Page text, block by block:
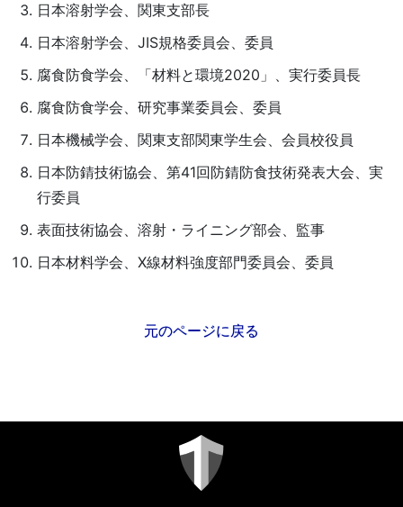
日本溶射学会、関東支部長
日本溶射学会、JIS規格委員会、委員
腐食防食学会、「材料と環境2020」、実行委員長
腐食防食学会、研究事業委員会、委員
日本機械学会、関東支部関東学生会、会員校役員
日本防錆技術協会、第41回防錆防食技術発表大会、実
行委員
表面技術協会、溶射・ライニング部会、監事
日本材料学会、X線材料強度部門委員会、委員
元のページに戻る